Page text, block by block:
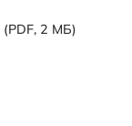
(PDF, 2 МБ)